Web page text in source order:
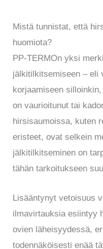
Mistä tunnistat, että
huomiota?
PP-TERMOn yksi
jälkitilkitsemiseen – eli
korjaamiseen
on vaurioitunut tai
hirsisaumoissa, kuten
eristeet, ovat selkein
jälkitilkitseminen on
tähän tarkoitukseen
Lisääntynyt vetoisuus
ilmavirtauksia esiintyy
ovien läheisyydessä,
todennäköisesti enää